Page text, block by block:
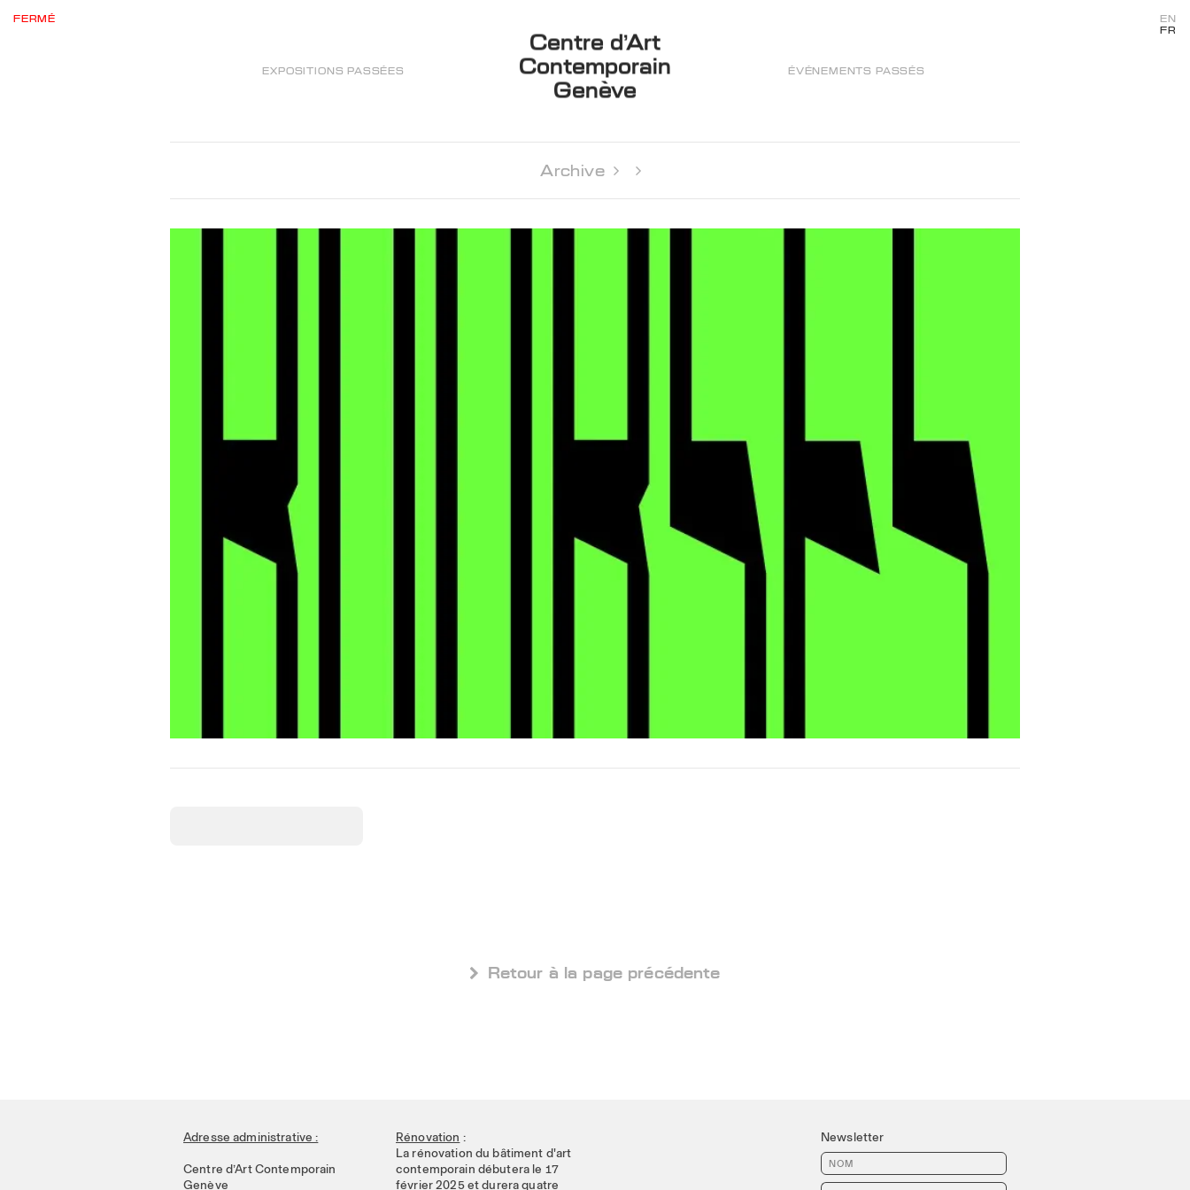
FERMÉ
EXPOSITIONS PASSÉES
Centre d’Art
Contemporain
Genève
ÉVÉNEMENTS PASSÉS
EN
FR
Archive  
 Retour à la page précédente
Adresse administrative :
Centre d’Art Contemporain
Genève
Rénovation :
La rénovation du bâtiment d'art
contemporain débutera le 17
février 2025 et durera quatre
Newsletter